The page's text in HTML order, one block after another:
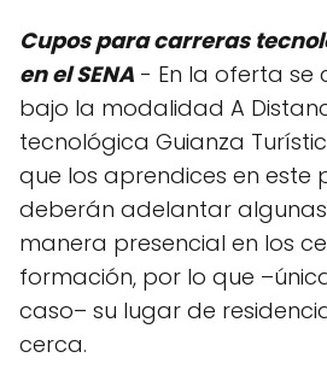
Cupos para carreras
en el SENA - En la oferta se
bajo la modalidad A
tecnológica Guianza
que los aprendices en este
deberán adelantar
manera presencial en los
formación, por lo que
caso– su lugar de
cerca.